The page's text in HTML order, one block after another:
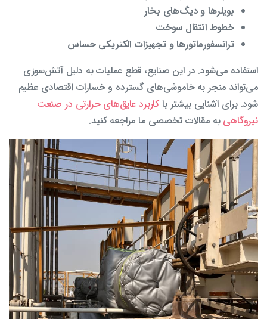
بویلرها و دیگ‌های بخار
خطوط انتقال سوخت
ترانسفورماتورها و تجهیزات الکتریکی حساس
استفاده می‌شود. در این صنایع، قطع عملیات به دلیل آتش‌سوزی
می‌تواند منجر به خاموشی‌های گسترده و خسارات اقتصادی عظیم
شود. برای آشنایی بیشتر با کاربرد عایق‌های حرارتی در صنعت
نیروگاهی به مقالات تخصصی ما مراجعه کنید.